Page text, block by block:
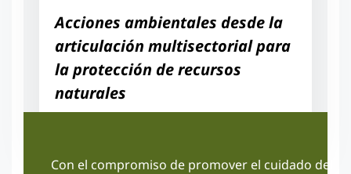
Acciones ambientales desde la
articulación multisectorial para
la protección de recursos
naturales
Con el compromiso de promover el cuidado del